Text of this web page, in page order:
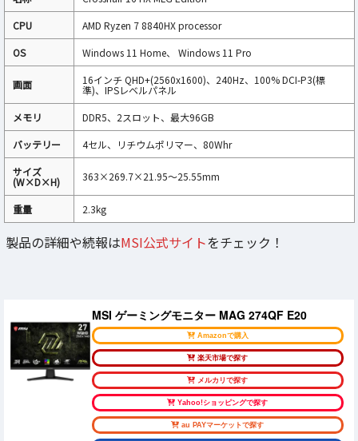
CPU
AMD Ryzen 7 8840HX processor
OS
Windows 11 Home、 Windows 11 Pro
画面 16インチ QHD+(2560x1600)、240Hz、100% DCI-P3(標
準)、IPSレベルパネル
メモリ
DDR5、2スロット、最大96GB
バッテリー
4セル、リチウムポリマー、80Whr
サイズ
(W×D×H) 363×269.7×21.95～25.55mm
重量 2.3kg
製品の詳細や続報はMSI公式サイトをチェック！
MSI ゲーミングモニター MAG 274QF E20
Amazonで購入
楽天市場で探す
メルカリで探す
Yahoo!ショッピングで探す
au PAYマーケットで探す